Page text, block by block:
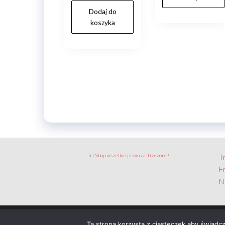
Dodaj do
koszyka
TrT Shop wszelkie prawa zastrzeżone !